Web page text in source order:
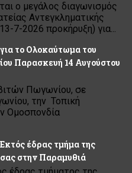
ο μεγάλος διαγωνισμός
Αντεγκληματικής
7-2026 προκήρυξη) για...
το Ολοκαύτωμα του
Παρασκευή 14 Αυγούστου
Πωγωνίου, σε
την Τοπική
Ομοσπονδία
έδρας τμήμα της
στην Παραμυθιά